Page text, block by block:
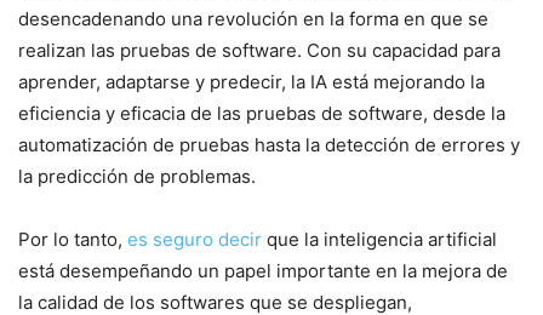
desencadenando una revolución en la forma en que se
realizan ⁢las pruebas de software. Con su capacidad para
aprender, adaptarse y predecir, la IA está ‌mejorando la
eficiencia y eficacia de las pruebas de software, desde la
automatización de pruebas hasta la detección ⁤de errores y
la predicción de problemas.
Por lo tanto, es seguro decir que la inteligencia artificial
está desempeñando un papel importante en la mejora ⁤de
la calidad de los softwares que ⁢se despliegan,